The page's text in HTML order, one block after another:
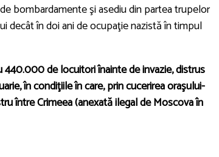
bombardamente şi asediu din partea trupelor
decât în doi ani de ocupaţie nazistă în timpul
de locuitori înainte de invazie, distrus
în condiţiile în care, prin cucerirea oraşului-
între Crimeea (anexată ilegal de Moscova în